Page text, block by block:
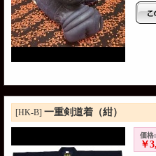
[HK-B] 一重剣道着（紺）
価格:
￥